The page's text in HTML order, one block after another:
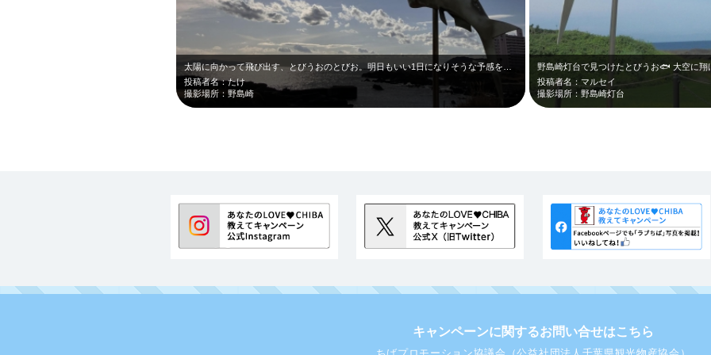
投稿者名：たけ
撮影場所：野島崎
野島崎灯台で見つけたとびうお🐟 大空に翔
投稿者名：マルセイ
撮影場所：野島崎灯台
キャンペーンに関するお問い合せはこちら